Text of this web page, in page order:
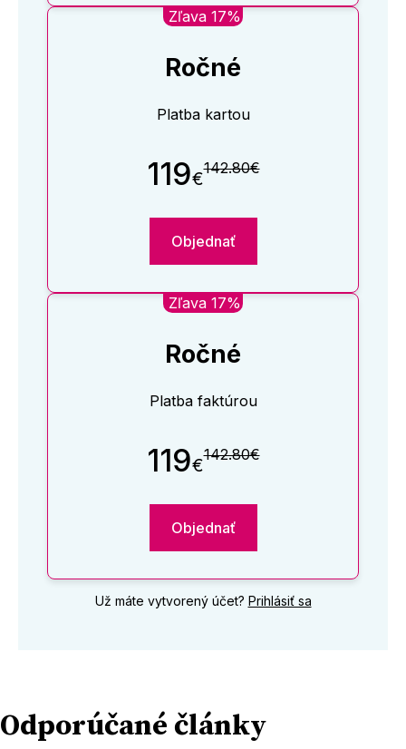
Zľava 17%
Ročné
Platba kartou
119€142.80€
Objednať
Zľava 17%
Ročné
Platba faktúrou
119€142.80€
Objednať
Už máte vytvorený účet? Prihlásiť sa
Odporúčané články